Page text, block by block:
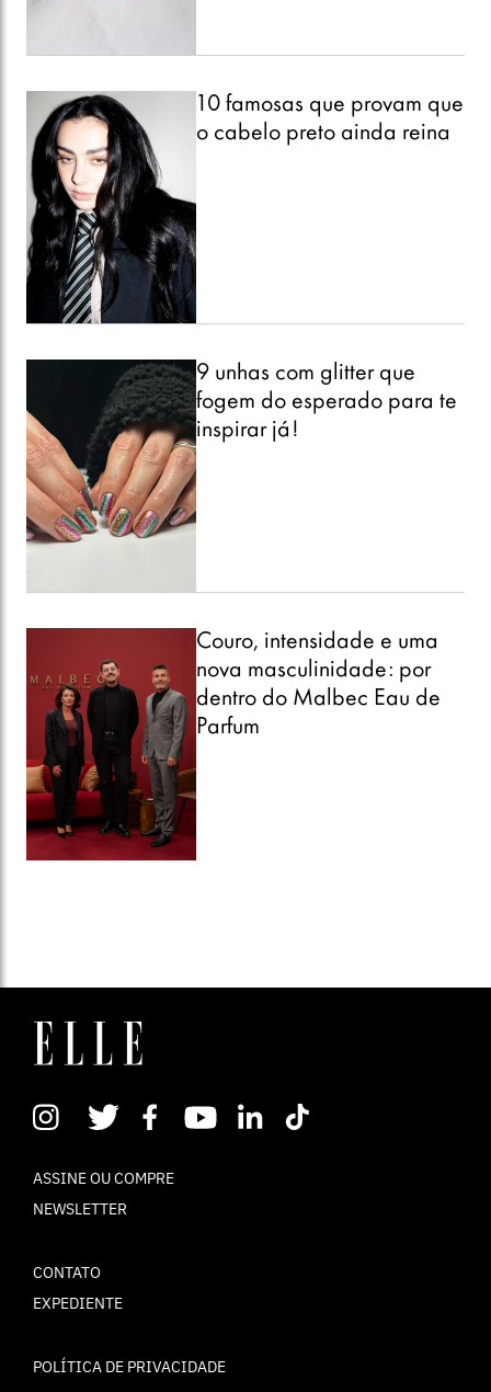
10 famosas que provam que
o cabelo preto ainda reina
9 unhas com glitter que
fogem do esperado para te
inspirar já!
Couro, intensidade e uma
nova masculinidade: por
dentro do Malbec Eau de
Parfum
ASSINE OU COMPRE
NEWSLETTER
CONTATO
EXPEDIENTE
POLÍTICA DE PRIVACIDADE